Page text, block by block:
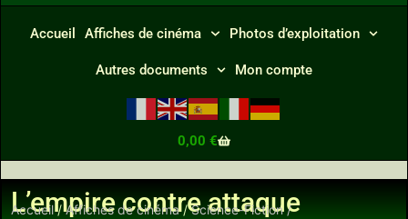
Accueil Affiches de cinéma Photos d’exploitation
Autres documents Mon compte
0,00 €
L’empire contre attaque
Accueil/Affiches de cinéma/Science-Fiction /